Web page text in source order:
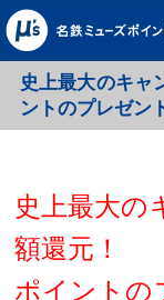
史上最大のキ
ントのプレゼン
史上最大
額還元！
ポイントの